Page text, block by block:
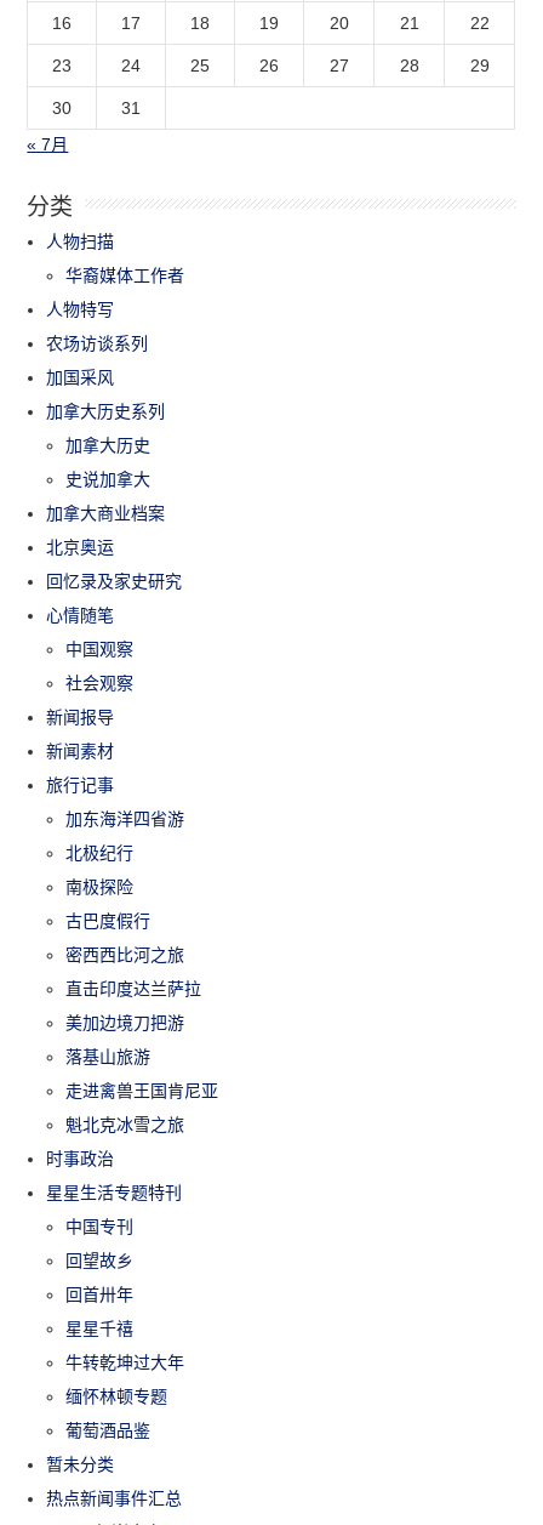
16 17 18 19 20 21 22
23 24 25 26 27 28 29
30
31
« 7月
分类
人物扫描
华裔媒体工作者
人物特写
农场访谈系列
加国采风
加拿大历史系列
加拿大历史
史说加拿大
加拿大商业档案
北京奥运
回忆录及家史研究
心情随笔
中国观察
社会观察
新闻报导
新闻素材
旅行记事
加东海洋四省游
北极纪行
南极探险
古巴度假行
密西西比河之旅
直击印度达兰萨拉
美加边境刀把游
落基山旅游
走进禽兽王国肯尼亚
魁北克冰雪之旅
时事政治
星星生活专题特刊
中国专刊
回望故乡
回首卅年
星星千禧
牛转乾坤过大年
缅怀林顿专题
葡萄酒品鉴
暂未分类
热点新闻事件汇总